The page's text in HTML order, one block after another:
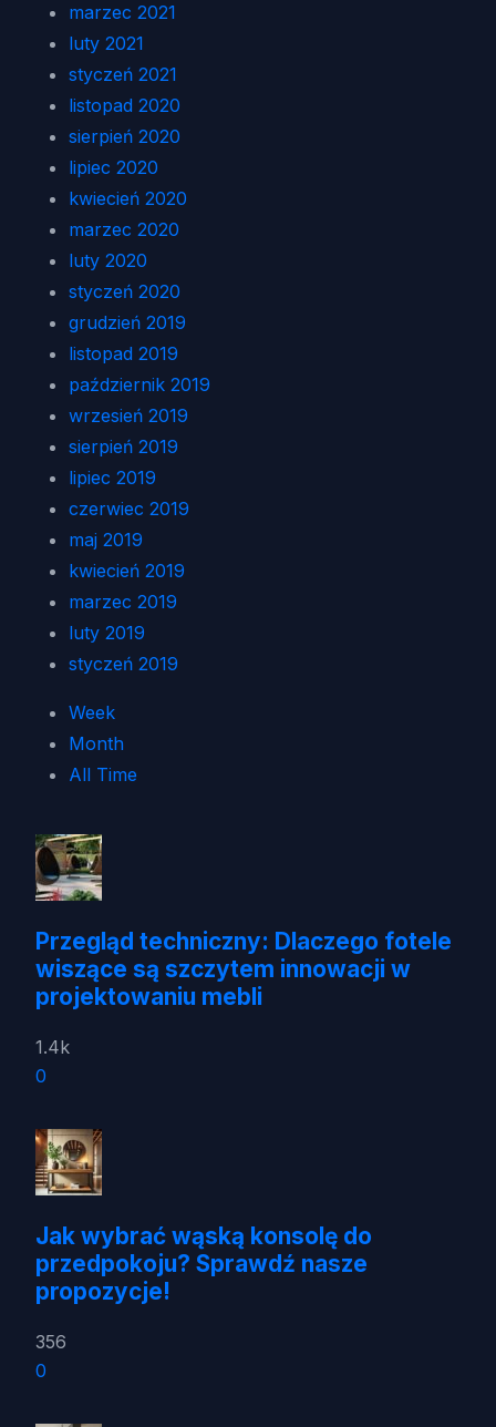
marzec 2021
luty 2021
styczeń 2021
listopad 2020
sierpień 2020
lipiec 2020
kwiecień 2020
marzec 2020
luty 2020
styczeń 2020
grudzień 2019
listopad 2019
październik 2019
wrzesień 2019
sierpień 2019
lipiec 2019
czerwiec 2019
maj 2019
kwiecień 2019
marzec 2019
luty 2019
styczeń 2019
Week
Month
All Time
Przegląd techniczny: Dlaczego fotele
wiszące są szczytem innowacji w
projektowaniu mebli
1.4k
0
Jak wybrać wąską konsolę do
przedpokoju? Sprawdź nasze
propozycje!
356
0